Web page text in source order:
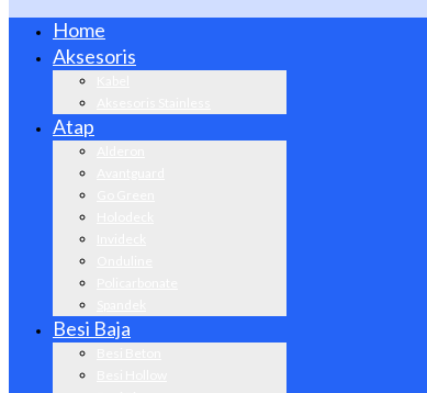
Home
Aksesoris
Atap
Besi Baja